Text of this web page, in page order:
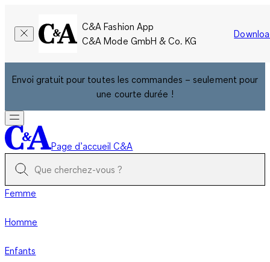
C&A Fashion App
C&A Mode GmbH & Co. KG
Envoi gratuit pour toutes les commandes – seulement pour
une courte durée !
Page d’accueil C&A
Femme
Homme
Enfants